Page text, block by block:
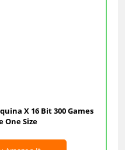
X 16 Bit 300 Games
One Size